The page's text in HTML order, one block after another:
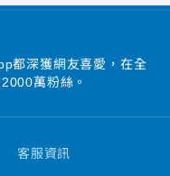
都深獲網友喜愛，在全
萬粉絲。
客服資訊